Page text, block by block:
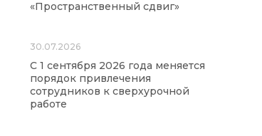
«Пространственный сдвиг»
30.07.2026
С 1 сентября 2026 года меняется
порядок привлечения
сотрудников к сверхурочной
работе